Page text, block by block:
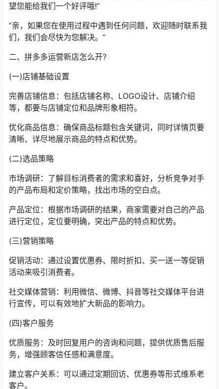
望您能给我们一个好评哦!”
“亲，如果您在使用过程中遇到任何问题，欢迎随时联系我
们，我们会尽快为您解决。”
二、拼多多运营新店怎么开?
(一)店铺基础设置
完善店铺信息：包括店铺名称、LOGO设计、店铺介绍
等，都要与店铺定位和品牌形象相符。
优化商品信息：确保商品标题包含关键词，同时详情页要
清晰、详尽地展示商品的特点和优势。
(二)选品策略
市场调研：了解目标消费者的需求和喜好，分析竞争对手
的产品布局和定价策略，找出市场的空白点。
产品定位：根据市场调研的结果，商家需要对自己的产品
进行定位，定位要明确，突出产品的特点和优势。
(三)营销策略
促销活动：通过设置优惠券、限时折扣、买一送一等促销
活动来吸引消费者。
社交媒体营销：利用微信、微博、抖音等社交媒体平台进
行宣传，可以有效地扩大新品的影响力。
(四)客户服务
优质服务：及时回复用户的咨询和问题，提供优质售后服
务，增强顾客信任感和满意度。
建立客户关系：可以通过定期回访、优惠券等形式维系老
客户。